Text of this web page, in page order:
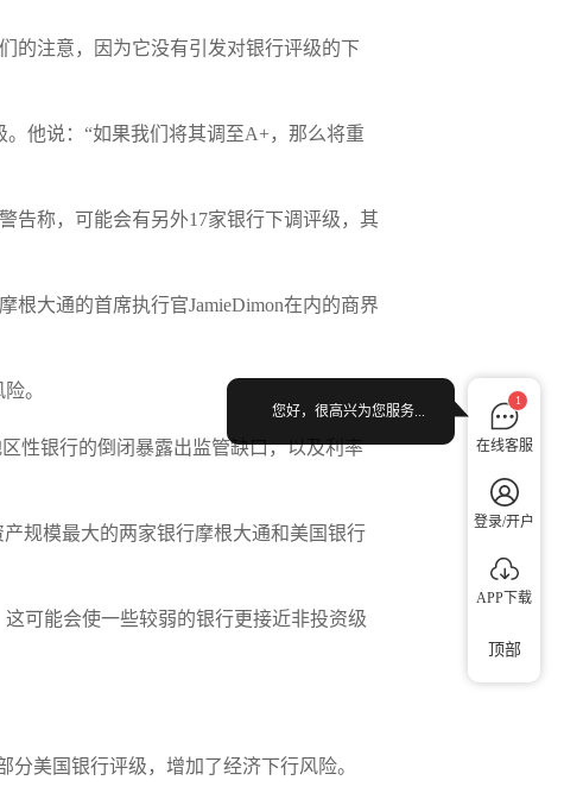
的注意，因为它没有引发对银行评级的下
他说：“如果我们将其调至A+，那么将重
告称，可能会有另外17家银行下调评级，其
大通的首席执行官JamieDimon在内的商界
。
性银行的倒闭暴露出监管缺口，以及利率
规模最大的两家银行摩根大通和美国银行
可能会使一些较弱的银行更接近非投资级
美国银行评级，增加了经济下行风险。
1
在线客服
登录/开户
APP下载
您好，很高兴为您服务...
顶部